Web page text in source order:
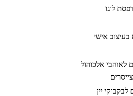
לוגו
אישי
לאוהבי אלכוהול
יין